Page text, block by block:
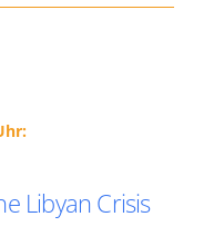
Libyan Crisis